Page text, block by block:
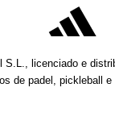
S.L., licenciado e
de padel, pickleball e